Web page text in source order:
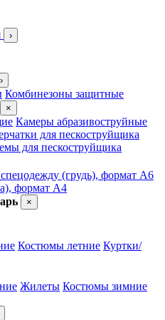
›
›
Комбинезоны защитные
×
Камеры абразивоструйные
для пескоструйщика
для пескоструйщика
(грудь), формат А6
формат А4
×
Костюмы летние Куртки/
Жилеты Костюмы зимние